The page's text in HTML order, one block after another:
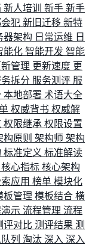
新人培训 新手 新手
犯 新旧迁移 新特
器架构 日常运维 日
能化 智能开发 智能
新管理 更新速度 更
拆分 服务测评 服
本地部署 术语大全
权威背书 权威解
权限继承 权限设置
构原则 架构师 架构
标准定义 标准解读
核心指标 核心架构
应用 榜单 模块化
板管理 模板结合 横
示 流程管理 流程
评对比 测评结果 测
列 淘汰 深入 深入